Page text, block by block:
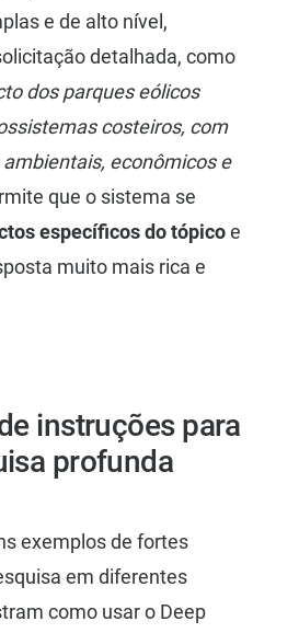
e de alto nível,
detalhada, como
dos parques eólicos
costeiros, com
econômicos e
que o sistema se
específicos do tópicoe
muito mais rica e
instruções para
profunda
exemplos de fortes
em diferentes
como usar o Deep